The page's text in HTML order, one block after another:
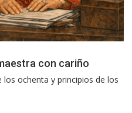
con cariño
los ochenta y principios de los